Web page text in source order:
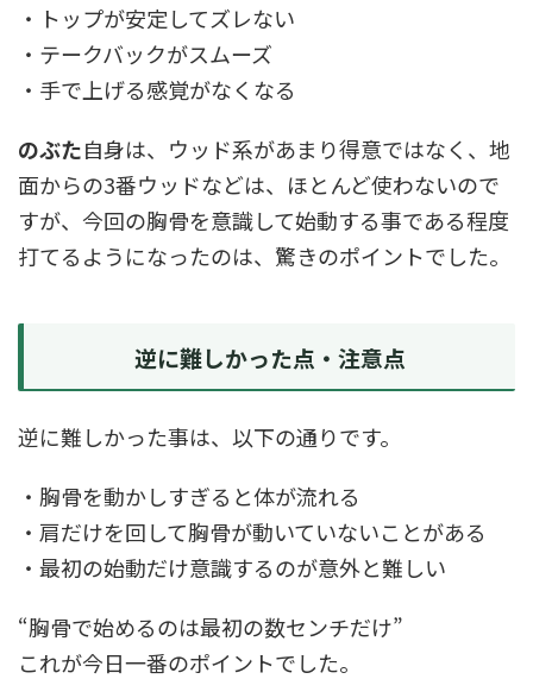
・トップが安定してズレない
・テークバックがスムーズ
・手で上げる感覚がなくなる
のぶた自身は、ウッド系があまり得意ではなく、地
面からの3番ウッドなどは、ほとんど使わないので
すが、今回の胸骨を意識して始動する事である程度
打てるようになったのは、驚きのポイントでした。
逆に難しかった点・注意点
逆に難しかった事は、以下の通りです。
・胸骨を動かしすぎると体が流れる
・肩だけを回して胸骨が動いていないことがある
・最初の始動だけ意識するのが意外と難しい
“胸骨で始めるのは最初の数センチだけ”
これが今日一番のポイントでした。